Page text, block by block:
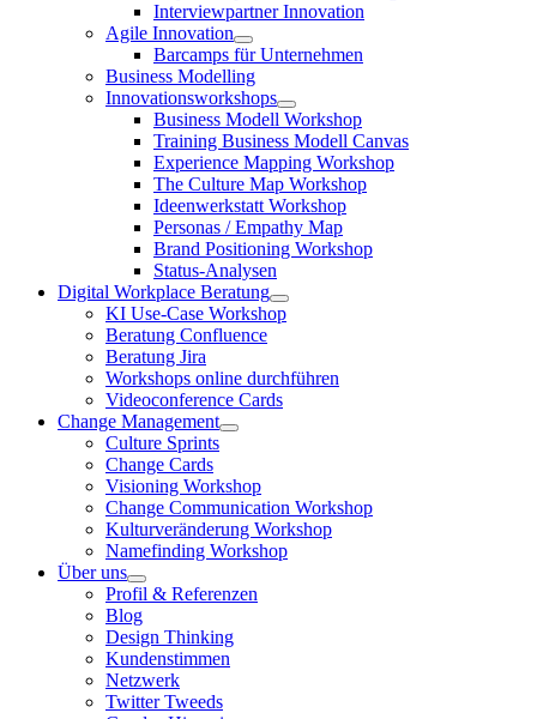
Interviewpartner Innovation
Agile Innovation
Barcamps für Unternehmen
Business Modelling
Innovationsworkshops
Business Modell Workshop
Training Business Modell Canvas
Experience Mapping Workshop
The Culture Map Workshop
Ideenwerkstatt Workshop
Personas / Empathy Map
Brand Positioning Workshop
Status-Analysen
Digital Workplace Beratung
KI Use-Case Workshop
Beratung Confluence
Beratung Jira
Workshops online durchführen
Videoconference Cards
Change Management
Culture Sprints
Change Cards
Visioning Workshop
Change Communication Workshop
Kulturveränderung Workshop
Namefinding Workshop
Über uns
Profil & Referenzen
Blog
Design Thinking
Kundenstimmen
Netzwerk
Twitter Tweeds